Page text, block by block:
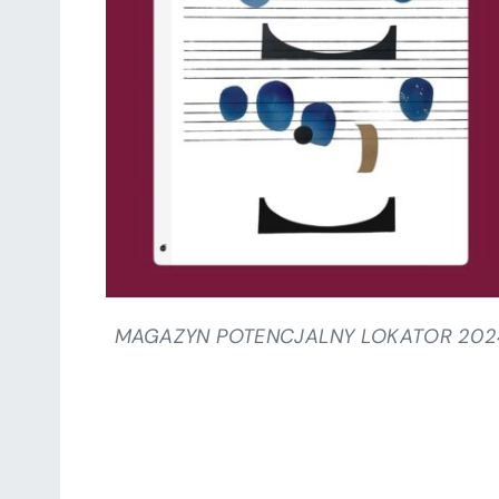
SZCZEGÓŁY
MAGAZYN POTENCJALNY LOKATOR